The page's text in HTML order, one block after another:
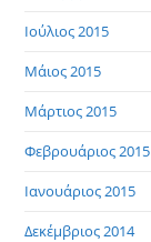
Ιούλιος 2015
Μάιος 2015
Μάρτιος 2015
Φεβρουάριος 2015
Ιανουάριος 2015
Δεκέμβριος 2014